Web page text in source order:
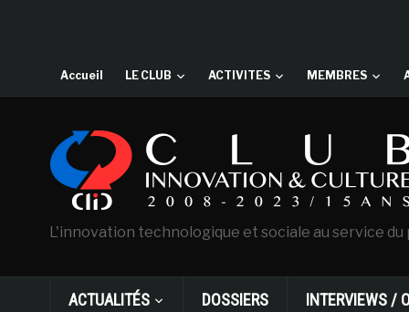
Accueil LE CLUB ACTIVITES MEMBRES
L'innovation technologique et sociale au service
ACTUALITÉS DOSSIERS INTERVIEWS /